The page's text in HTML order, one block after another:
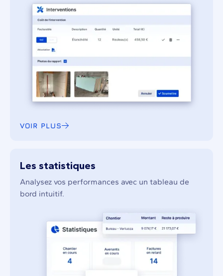
VOIR PLUS
Les statistiques
Analysez vos performances avec un tableau de
bord intuitif.